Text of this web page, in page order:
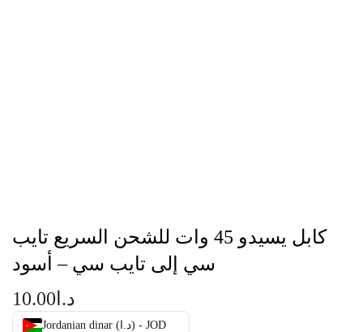
كابل يسيدو 45 وات للشحن السريع تايب
سي إلى تايب سي – أسود
د.ا 10.00
Jordanian dinar (د.ا) - JOD